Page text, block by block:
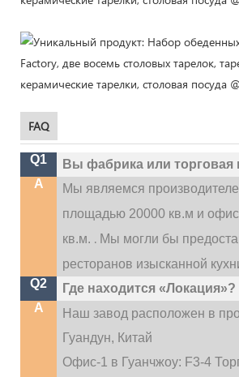
FAQ
Q1
Вы фабрика или торговая
A
Мы являемся
площадью 20000 кв.м и
кв.м. . Мы могли бы
ресторанов изысканной
Q2
Где находится «Локация»?
A
Наш завод расположен в
Гуандун, Китай
Офис-1 в Гуанчжоу: F3-4